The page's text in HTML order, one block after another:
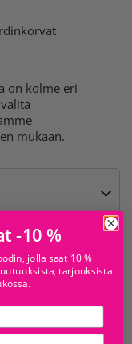
on kolme eri
mukaan.
valmis 24 tunnissa
-10 %
jolla saat 10 %
tarjouksista